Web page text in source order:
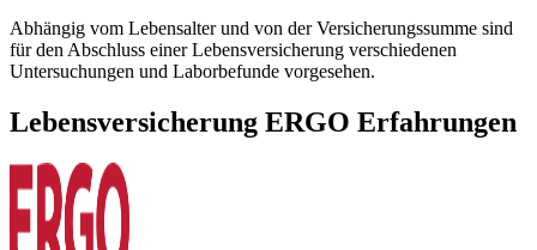
Abhängig vom Lebensalter und von der Versicherungssumme sind
für den Abschluss einer Lebensversicherung verschiedenen
Untersuchungen und Laborbefunde vorgesehen.
Lebensversicherung ERGO Erfahrungen